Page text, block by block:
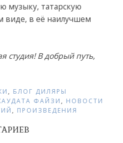
музыку, татарскую
виде, в её наилучшем
студия! В добрый путь,
, БЛОГ ДИЛЯРЫ
ФАЙЗИ , НОВОСТИ
, ПРОИЗВЕДЕНИЯ